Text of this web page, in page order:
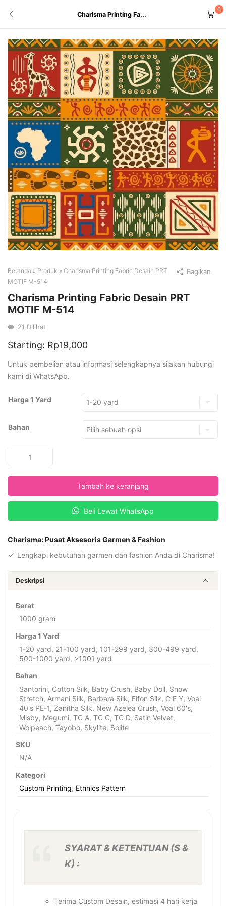
Charisma Printing Fa...
0
Beranda » Produk » Charisma Printing Fabric Desain PRT
MOTIF M-514
Charisma Printing Fabric Desain PRT
MOTIF M-514
21 Dilihat
Starting: Rp19,000
Untuk pembelian atau informasi selengkapnya silakan hubungi
kami di WhatsApp.
Harga 1 Yard
Bahan
Charisma
Printing
Desain
M-
Tambah ke keranjang
Beli Lewat WhatsApp
Charisma: Pusat Aksesoris Garmen & Fashion
Lengkapi kebutuhan garmen dan fashion Anda di Charisma!
Bagikan
Deskripsi
Berat
1000 gram
Harga 1 Yard
1-20 yard, 21-100 yard, 101-299 yard, 300-499 yard,
500-1000 yard, >1001 yard
Bahan
Santorini, Cotton Silk, Baby Crush, Baby Doll, Snow
Stretch, Armani Silk, Barbara Silk, Fifon Silk, C E Y, Voal
40's PE-1, Zanitha Silk, New Azelea Crush, Voal 60's,
Misby, Megumi, TC A, TC C, TC D, Satin Velvet,
Wolpeach, Tayobo, Skylite, Solite
SKU
N/A
Kategori
Custom Printing, Ethnics Pattern
SYARAT & KETENTUAN (S &
K) :
Terima Custom Desain, estimasi 4 hari kerja